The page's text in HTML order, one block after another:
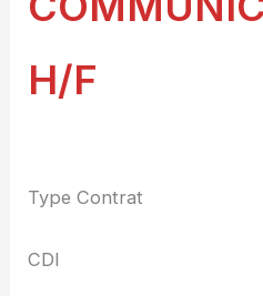
H/F
Type Contrat
CDI